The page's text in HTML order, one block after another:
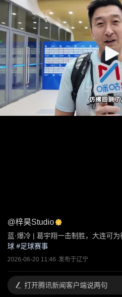
@梓昊Studio
蓝·爆冷 | 葛宇翔一击制胜，大连可
球 #足球赛事
2026-06-20 11:46 发布于辽宁
打开腾讯新闻客户端说两句